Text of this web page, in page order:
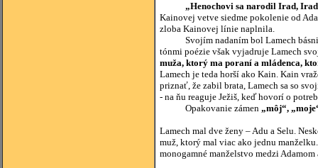
„Henochovi sa narodil Irad,
Kainovej vetve siedme pokolenie od
zloba Kainovej línie naplnila.
Svojím nadaním bol Lamech básnik
tónmi poézie však vyjadruje Lamech
muža, ktorý ma poraní a mládenca,
Lamech je teda horší ako Kain. Kain
priznať, že zabil brata, Lamech sa so
- na ňu reaguje Ježiš, keď hovorí o
Opakovanie zámen „môj“,
Lamech mal dve ženy – Adu a Selu.
muž, ktorý mal viac ako jednu
monogamné manželstvo medzi